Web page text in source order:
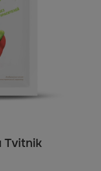
Tvitnik